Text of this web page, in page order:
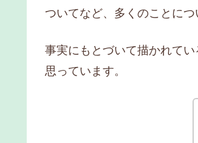
ついてなど、多くのことにつ
事実にもとづいて描かれて
思っています。